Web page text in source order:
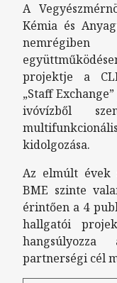
A
Kémia és
projektje a
„Staff
ivóvízből
kidolgozása.
Az elmúlt évek
BME szinte
érintően a 4
hallgatói
partnerségi cél